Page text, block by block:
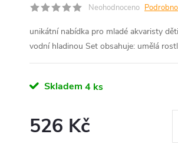
Neohodnoceno
unikátní nabídka pro mladé akvaristy
vodní hladinou Set obsahuje: umělá
Skladem 4 ks
526 Kč